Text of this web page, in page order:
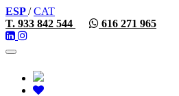
ESP/CAT
T. 933 842 544
616 271 965
Toggle